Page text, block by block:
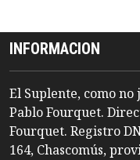
INFORMACION
El Suplente, como
Pablo Fourquet.
Fourquet. Registro
164, Chascomús,